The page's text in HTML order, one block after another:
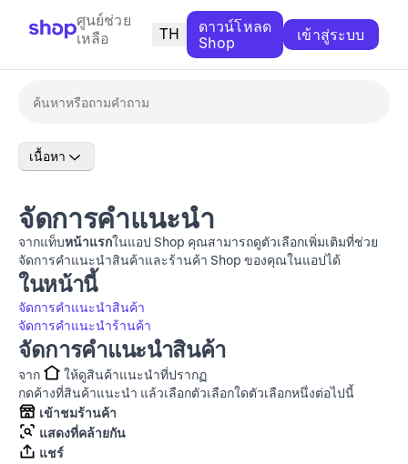
ศูนย์ช่วย
เหลือ
TH
ดาวน์โหลด
Shop
เข้าสู่ระบบ
เนื้อหา
จัดการคำแนะนำ
จากแท็บหน้าแรกในแอป Shop คุณสามารถดูตัวเลือกเพิ่มเติมที่ช่วย
จัดการคำแนะนำสินค้าและร้านค้า Shop ของคุณในแอปได้
ในหน้านี้
จัดการคำแนะนำสินค้า
จัดการคำแนะนำร้านค้า
จัดการคำแนะนำสินค้า
จาก
ให้ดูสินค้าแนะนำที่ปรากฏ
กดค้างที่สินค้าแนะนำ แล้วเลือกตัวเลือกใดตัวเลือกหนึ่งต่อไปนี้
เข้าชมร้านค้า
แสดงที่คล้ายกัน
แชร์